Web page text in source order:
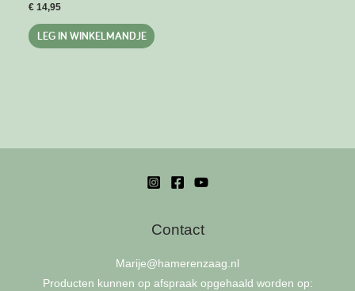
€ 14,95
LEG IN WINKELMANDJE
Contact
Marije@hamerenzaag.nl
Producten kunnen op afspraak opgehaald worden op: